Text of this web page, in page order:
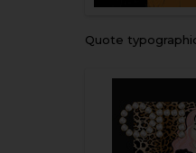
Quote typographical background in minimalistic disco style with hand drawn